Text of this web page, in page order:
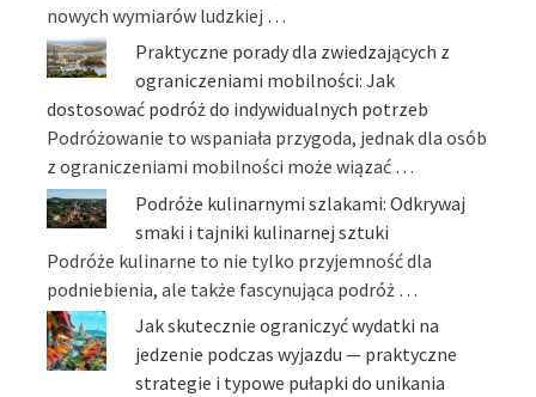
nowych wymiarów ludzkiej …
Praktyczne porady dla zwiedzających z
ograniczeniami mobilności: Jak
dostosować podróż do indywidualnych potrzeb
Podróżowanie to wspaniała przygoda, jednak dla osób
z ograniczeniami mobilności może wiązać …
Podróże kulinarnymi szlakami: Odkrywaj
smaki i tajniki kulinarnej sztuki
Podróże kulinarne to nie tylko przyjemność dla
podniebienia, ale także fascynująca podróż …
Jak skutecznie ograniczyć wydatki na
jedzenie podczas wyjazdu — praktyczne
strategie i typowe pułapki do unikania